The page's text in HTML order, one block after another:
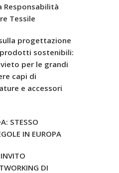
Responsabilità
Tessile
progettazione
sostenibili:
per le grandi
capi di
e accessori
STESSO
IN EUROPA
DI